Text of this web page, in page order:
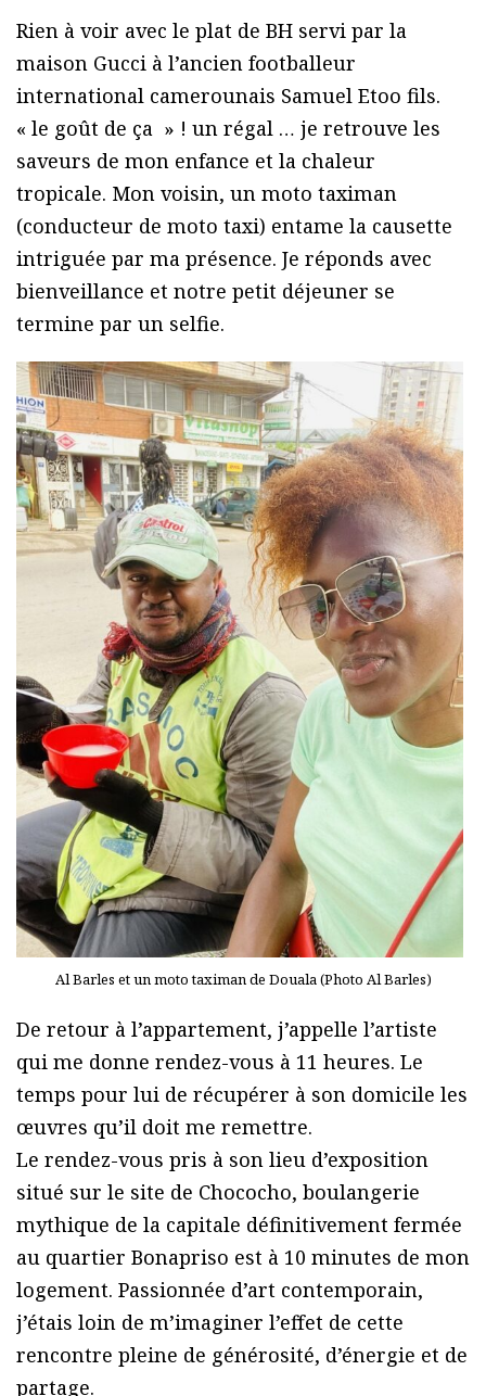
Rien à voir avec le plat de BH servi par la
maison Gucci à l’ancien footballeur
international camerounais Samuel Etoo fils.
« le goût de ça » ! un régal … je retrouve les
saveurs de mon enfance et la chaleur
tropicale. Mon voisin, un moto taximan
(conducteur de moto taxi) entame la causette
intriguée par ma présence. Je réponds avec
bienveillance et notre petit déjeuner se
termine par un selfie.
Al Barles et un moto taximan de Douala (Photo Al Barles)
De retour à l’appartement, j’appelle l’artiste
qui me donne rendez-vous à 11 heures. Le
temps pour lui de récupérer à son domicile les
œuvres qu’il doit me remettre.
Le rendez-vous pris à son lieu d’exposition
situé sur le site de Chococho, boulangerie
mythique de la capitale définitivement fermée
au quartier Bonapriso est à 10 minutes de mon
logement. Passionnée d’art contemporain,
j’étais loin de m’imaginer l’effet de cette
rencontre pleine de générosité, d’énergie et de
partage.